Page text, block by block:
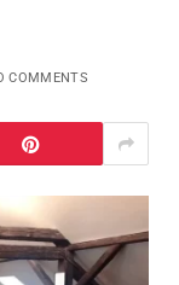
COMMENTS